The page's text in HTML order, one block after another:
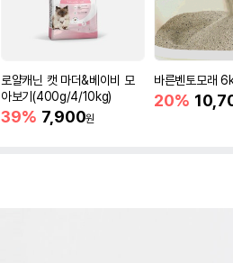
로얄캐닌 캣 마더&베이비 모
아보기(400g/4/10kg)
39% 7,900원
바른벤토모래
20%